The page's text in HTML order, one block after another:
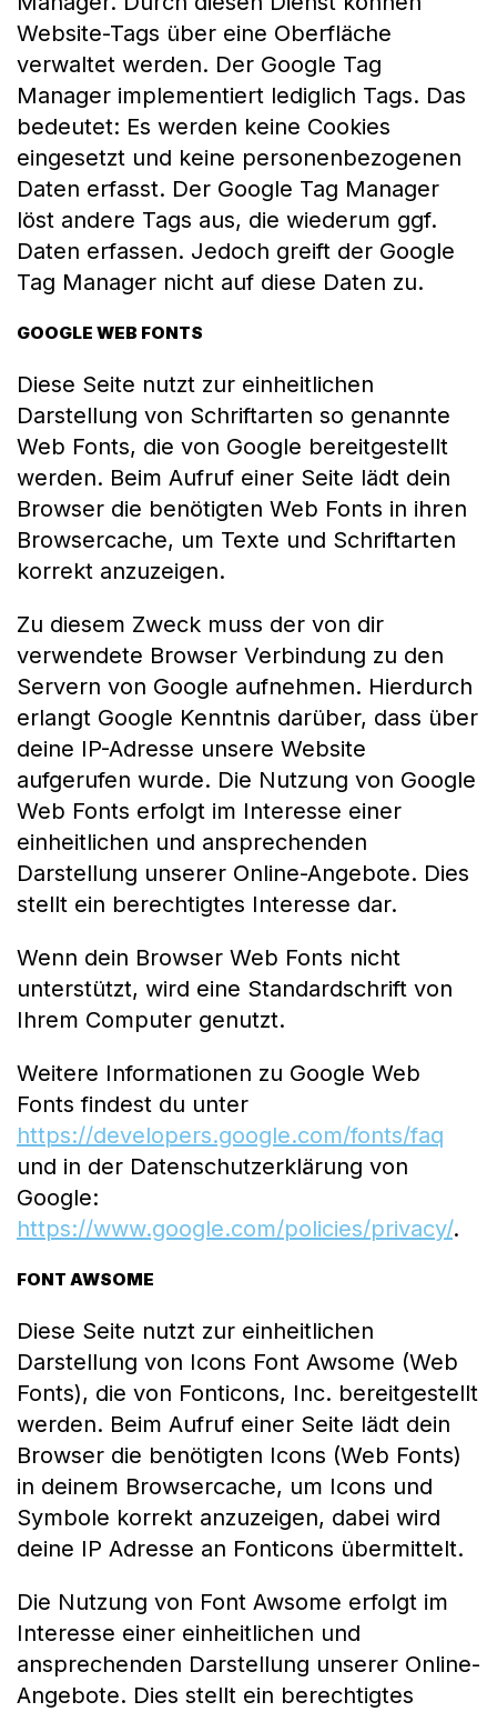
Website-Tags über eine Oberfläche
verwaltet werden. Der Google Tag
Manager implementiert lediglich Tags. Das
bedeutet: Es werden keine Cookies
eingesetzt und keine personenbezogenen
Daten erfasst. Der Google Tag Manager
löst andere Tags aus, die wiederum ggf.
Daten erfassen. Jedoch greift der Google
Tag Manager nicht auf diese Daten zu.
GOOGLE WEB FONTS
Diese Seite nutzt zur einheitlichen
Darstellung von Schriftarten so genannte
Web Fonts, die von Google bereitgestellt
werden. Beim Aufruf einer Seite lädt dein
Browser die benötigten Web Fonts in ihren
Browsercache, um Texte und Schriftarten
korrekt anzuzeigen.
Zu diesem Zweck muss der von dir
verwendete Browser Verbindung zu den
Servern von Google aufnehmen. Hierdurch
erlangt Google Kenntnis darüber, dass über
deine IP-Adresse unsere Website
aufgerufen wurde. Die Nutzung von Google
Web Fonts erfolgt im Interesse einer
einheitlichen und ansprechenden
Darstellung unserer Online-Angebote. Dies
stellt ein berechtigtes Interesse dar.
Wenn dein Browser Web Fonts nicht
unterstützt, wird eine Standardschrift von
Ihrem Computer genutzt.
Weitere Informationen zu Google Web
Fonts findest du unter
https://developers.google.com/fonts/faq
und in der Datenschutzerklärung von
Google:
https://www.google.com/policies/privacy/.
FONT AWSOME
Diese Seite nutzt zur einheitlichen
Darstellung von Icons Font Awsome (Web
Fonts), die von Fonticons, Inc. bereitgestellt
werden. Beim Aufruf einer Seite lädt dein
Browser die benötigten Icons (Web Fonts)
in deinem Browsercache, um Icons und
Symbole korrekt anzuzeigen, dabei wird
deine IP Adresse an Fonticons übermittelt.
Die Nutzung von Font Awsome erfolgt im
Interesse einer einheitlichen und
ansprechenden Darstellung unserer Online-
Angebote. Dies stellt ein berechtigtes